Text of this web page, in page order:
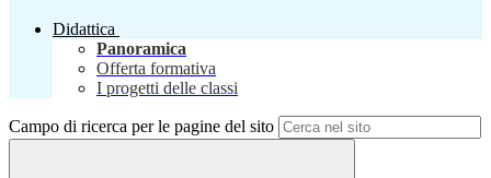
Didattica
Panoramica
Offerta formativa
I progetti delle classi
Campo di ricerca per le pagine del sito